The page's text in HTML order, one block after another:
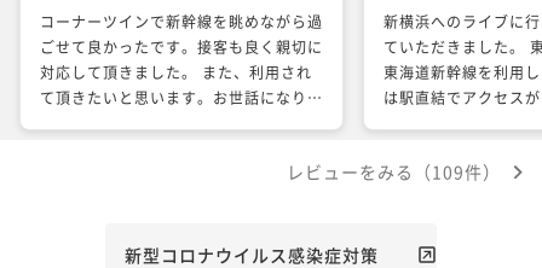
コーナーツインで新幹線を眺めながら過
ごせて良かったです。接客も良く親切に
対応して頂きました。 また、利用され
て頂きたいと思います。お世話になりま
新横浜へのライブに
ていただきました。
東海道新幹線を利用
は駅直結でアクセス
したが、北陸新幹線
ることなく乗車でき
レビューをみる（109件）
新型コロナウイルス感染症対策